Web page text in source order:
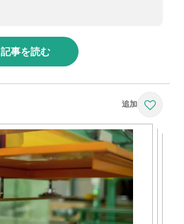
記事を読む